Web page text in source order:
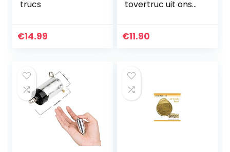
trucs
€14.99
tovertruc uit ons
Kaarttrucs
€11.90